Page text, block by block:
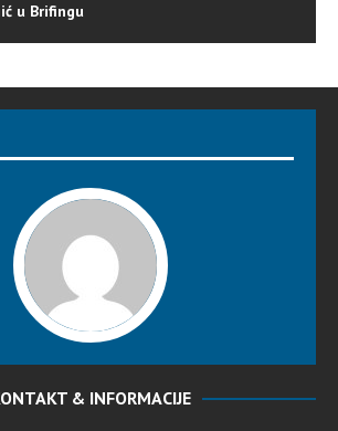
u Brifingu
& INFORMACIJE